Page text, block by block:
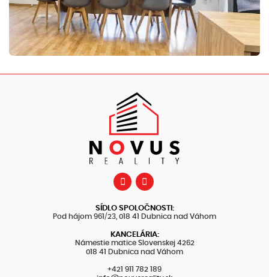
SÍDLO SPOLOČNOSTI:
Pod hájom 961/23, 018 41 Dubnica nad Váhom
KANCELÁRIA:
Námestie matice Slovenskej 4262
018 41 Dubnica nad Váhom
+421 911 782 189